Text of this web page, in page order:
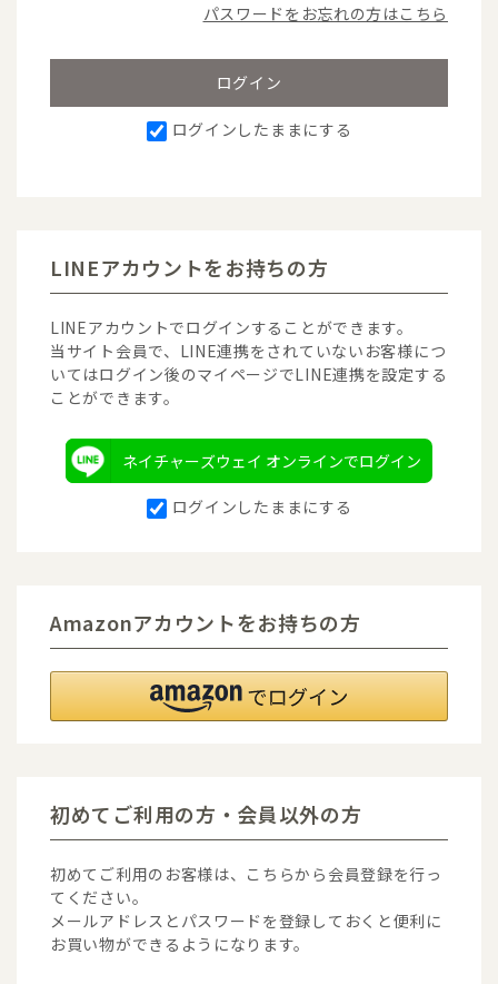
ログインしたままにする
パスワードをお忘れの方はこちら
LINEアカウントをお持ちの方
LINEアカウントでログインすることができます。
当サイト会員で、LINE連携をされていないお客様につ
いてはログイン後のマイページでLINE連携を設定する
ことができます。
ネイチャーズウェイ オンラインでログイン
ログインしたままにする
Amazonアカウントをお持ちの方
初めてご利用の方・会員以外の方
初めてご利用のお客様は、こちらから会員登録を行っ
てください。
メールアドレスとパスワードを登録しておくと便利に
お買い物ができるようになります。